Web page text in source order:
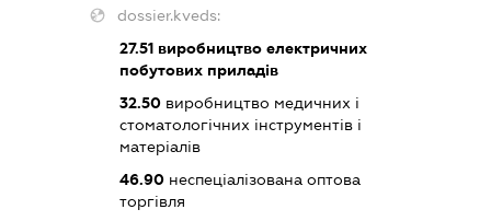
dossier.kveds:
27.51 виробництво електричних
побутових приладів
32.50 виробництво медичних і
стоматологічних інструментів і
матеріалів
46.90 неспеціалізована оптова
торгівля